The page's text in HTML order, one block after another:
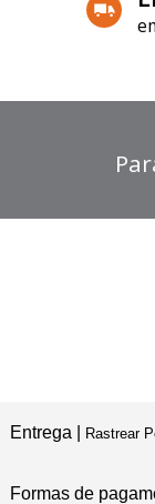
Entrega | Rastrear
Formas de